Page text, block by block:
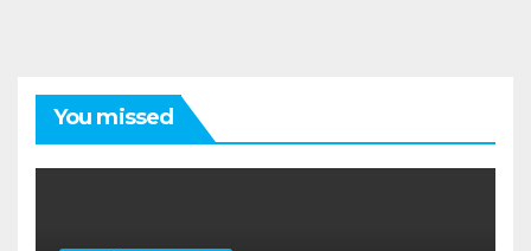
You missed